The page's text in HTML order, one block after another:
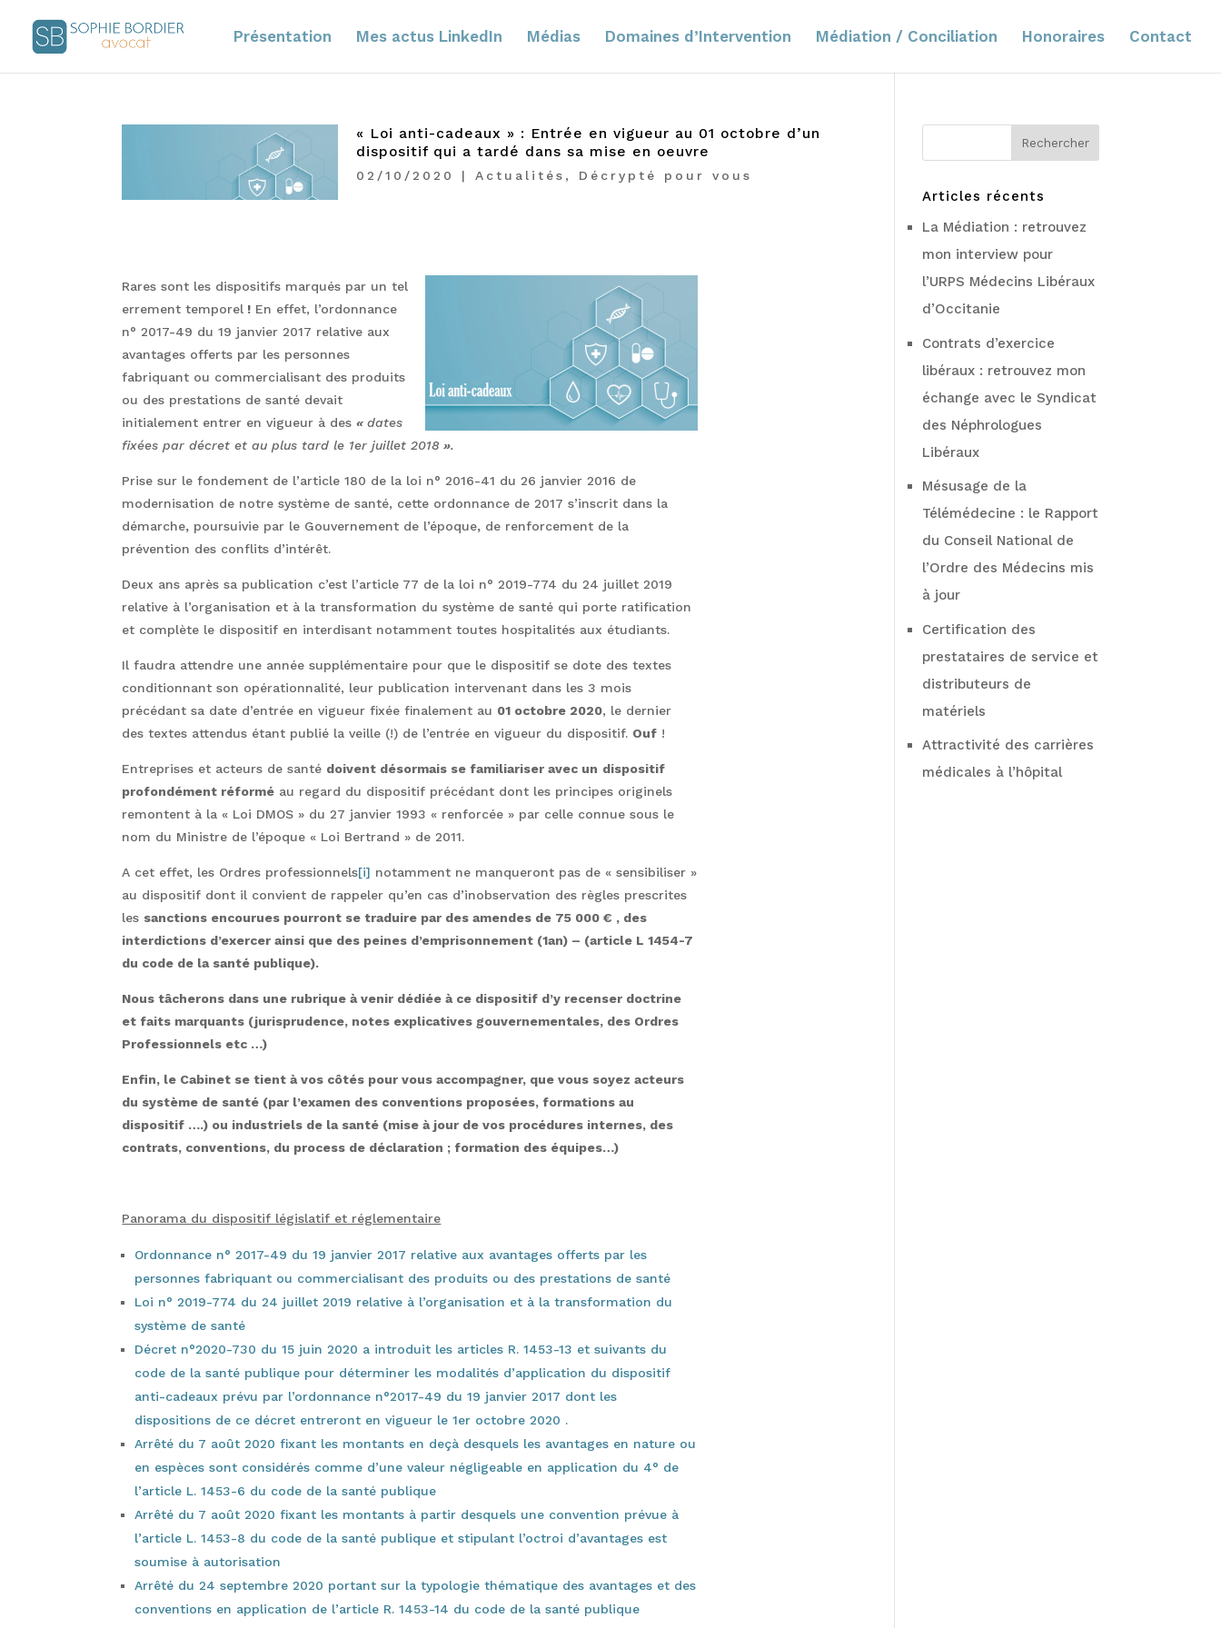
Présentation Mes actus LinkedIn Médias Domaines d’Intervention Médiation / Conciliation Honoraires Contact
« Loi anti-cadeaux » : Entrée en vigueur au 01 octobre d’un
dispositif qui a tardé dans sa mise en oeuvre
02/10/2020 | Actualités , Décrypté pour vous
Rares sont les dispositifs marqués par un tel
errement temporel ! En effet, l’ordonnance
n° 2017-49 du 19 janvier 2017 relative aux
avantages offerts par les personnes
fabriquant ou commercialisant des produits
ou des prestations de santé devait
initialement entrer en vigueur à des«dates
fixées par décret et au plus tard le 1er juillet 2018 ».
Prise sur le fondement de l’article 180 de la loi n° 2016-41 du 26 janvier 2016 de
modernisation de notre système de santé, cette ordonnance de 2017 s’inscrit dans la
démarche, poursuivie par le Gouvernement de l’époque, de renforcement de la
prévention des conflits d’intérêt.
Deux ans après sa publication c’est l’article 77 de la loi n° 2019-774 du 24 juillet 2019
relative à l’organisation et à la transformation du système de santé qui porte ratification
et complète le dispositif en interdisant notamment toutes hospitalités aux étudiants.
Il faudra attendre une année supplémentaire pour que le dispositif se dote des textes
conditionnant son opérationnalité, leur publication intervenant dans les 3 mois
précédant sa date d’entrée en vigueur fixée finalement au 01 octobre 2020, le dernier
des textes attendus étant publié la veille (!) de l’entrée en vigueur du dispositif. Ouf !
Entreprises et acteurs de santé doivent désormais se familiariser avec un dispositif
profondément réformé au regard du dispositif précédant dont les principes originels
remontent à la « Loi DMOS » du 27 janvier 1993 « renforcée » par celle connue sous le
nom du Ministre de l’époque « Loi Bertrand » de 2011.
A cet effet, les Ordres professionnels[i] notamment ne manqueront pas de « sensibiliser »
au dispositif dont il convient de rappeler qu’en cas d’inobservation des règles prescrites
les sanctions encourues pourront setraduire par des amendes de 75 000 € , des
interdictions d’exercer ainsi que des peines d’emprisonnement (1an) – (article L 1454-7
du code de la santé publique).
Nous tâcherons dans une rubrique à venir dédiée à ce dispositif d’y recenser doctrine
et faits marquants (jurisprudence, notes explicatives gouvernementales, des Ordres
Professionnels etc …)
Enfin, le Cabinet se tient à vos côtés pour vous accompagner, que vous soyez acteurs
du système de santé (par l’examen des conventions proposées, formations au
dispositif ….) ou industriels de la santé (mise à jour de vos procédures internes, des
contrats, conventions, du process de déclaration ; formation des équipes…)
Panorama du dispositif législatif et réglementaire
Ordonnance n° 2017-49 du 19 janvier 2017 relative aux avantages offerts par les
personnes fabriquant ou commercialisant des produits ou des prestations de santé
Loi n° 2019-774 du 24 juillet 2019 relative à l’organisation et à la transformation du
système de santé
Décret n°2020-730 du 15 juin 2020 a introduit les articles R. 1453-13 et suivants du
code de la santé publique pour déterminer les modalités d’application du dispositif
anti-cadeaux prévu par l’ordonnance n°2017-49 du 19 janvier 2017 dont les
dispositions de ce décret entreront en vigueur le 1er octobre 2020 .
Arrêté du 7 août 2020 fixant les montants en deçà desquels les avantages en nature ou
en espèces sont considérés comme d’une valeur négligeable en application du 4° de
l’article L. 1453-6 du code de la santé publique
Arrêté du 7 août 2020 fixant les montants à partir desquels une convention prévue à
l’article L. 1453-8 du code de la santé publique et stipulant l’octroi d’avantages est
soumise à autorisation
Arrêté du 24 septembre 2020 portant sur la typologie thématique des avantages et des
conventions en application de l’article R. 1453-14 du code de la santé publique
Articles récents
La Médiation : retrouvez
mon interview pour
l’URPS Médecins Libéraux
d’Occitanie
Contrats d’exercice
libéraux : retrouvez mon
échange avec le Syndicat
des Néphrologues
Libéraux
Mésusage de la
Télémédecine : le Rapport
du Conseil National de
l’Ordre des Médecins mis
à jour
Certification des
prestataires de service et
distributeurs de
matériels
Attractivité des carrières
médicales à l’hôpital